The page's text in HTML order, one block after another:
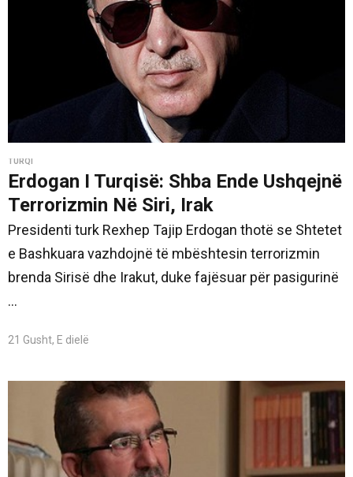
TURQI
Erdogan I Turqisë: Shba Ende Ushqejnë
Terrorizmin Në Siri, Irak
Presidenti turk Rexhep Tajip Erdogan thotë se Shtetet
e Bashkuara vazhdojnë të mbështesin terrorizmin
brenda Sirisë dhe Irakut, duke fajësuar për pasigurinë
...
21 Gusht, E dielë